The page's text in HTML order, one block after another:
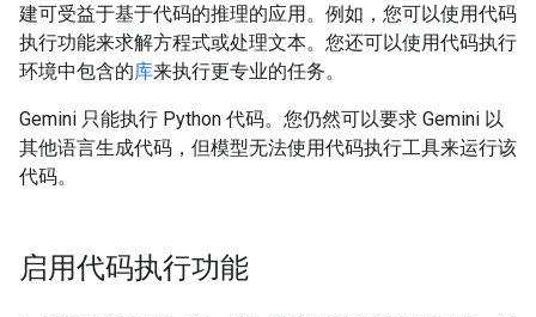
建可受益于基于代码的推理的应用。例如，您可以使用代码
执行功能来求解方程式或处理文本。您还可以使用代码执行
环境中包含的库来执行更专业的任务。
Gemini 只能执行 Python 代码。您仍然可以要求 Gemini 以
其他语言生成代码，但模型无法使用代码执行工具来运行该
代码。
启用代码执行功能